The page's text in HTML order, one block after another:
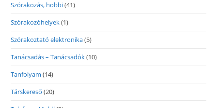
Szórakozás, hobbi(41)
Szórakozóhelyek(1)
Szórakoztató elektronika(5)
Tanácsadás – Tanácsadók(10)
Tanfolyam (14)
Társkereső (20)